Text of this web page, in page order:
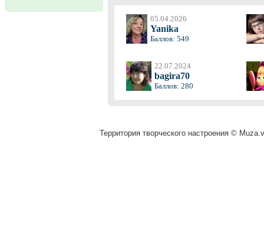
05.04.2026
Yanika
Баллов: 549
22.07.2024
bagira70
Баллов: 280
Территория творческого настроения ©